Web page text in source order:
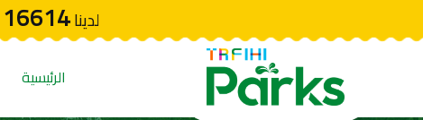
لدينا16614
الرئيسية